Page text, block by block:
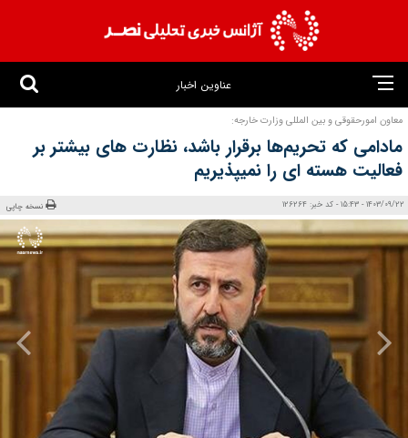
عناوین اخبار
معاون امورحقوقی و بین المللی وزارت خارجه:
مادامی که تحریم‎‌ها برقرار باشد، نظارت های بیشتر بر
فعالیت هسته ای را نمیپذیریم
1403/09/22 - 15:43 - کد خبر: 126264 نسخه چاپی